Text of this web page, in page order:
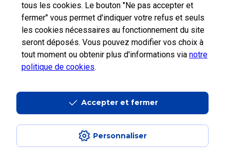
tous les cookies. Le bouton "Ne pas accepter et
fermer" vous permet d'indiquer votre refus et seuls
les cookies nécessaires au fonctionnement du site
seront déposés. Vous pouvez modifier vos choix à
tout moment ou obtenir plus d'informations via notre
politique de cookies.
Personnaliser
Accepter et fermer
Collectivités
Groupe
recrute